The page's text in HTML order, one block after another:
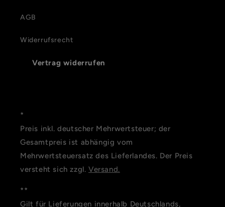
AGB
Widerrufsrecht
Vertrag widerrufen
*
Preis inkl. deutscher Mehrwertsteuer; der
Gesamtpreis ist abhängig vom
Mehrwertsteuersatz des Lieferlandes. Der Preis
versteht sich zzgl. Versand.
**
Gilt für Lieferungen innerhalb Deutschlands,